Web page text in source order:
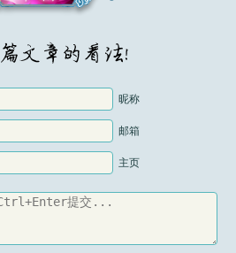
昵称
邮箱
主页